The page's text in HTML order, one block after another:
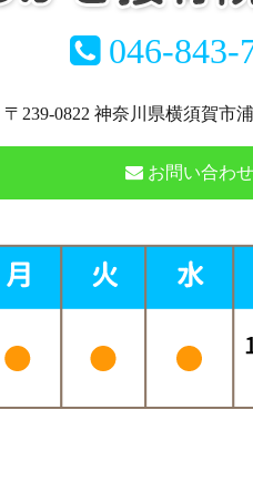
046-843-
〒239-0822 神奈川県横須賀市
お問い合わせ